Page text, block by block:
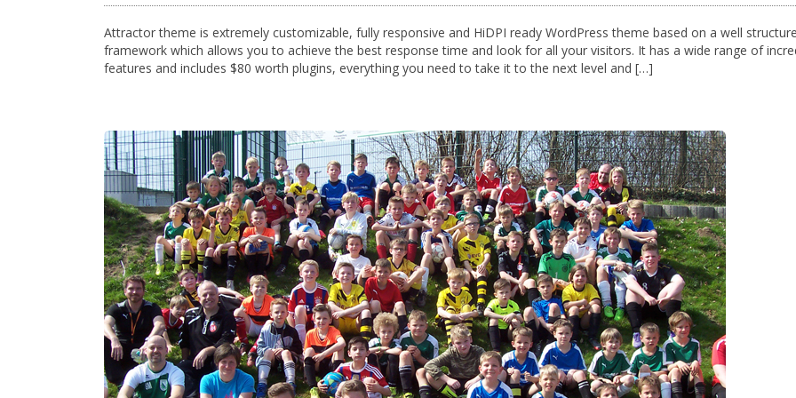
Attractor theme is extremely customizable, fully responsive and HiDPI ready WordPress theme based on a well
framework which allows you to achieve the best response time and look for all your visitors. It has a wide range of
features and includes $80 worth plugins, everything you need to take it to the next level and […]